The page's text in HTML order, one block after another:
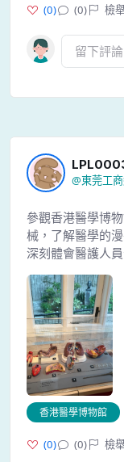
(0) (0) 檢
@東莞工
參觀香港醫學博
械，了解醫學的
深刻體會醫護人
香港醫學博物館
(0) (0) 檢